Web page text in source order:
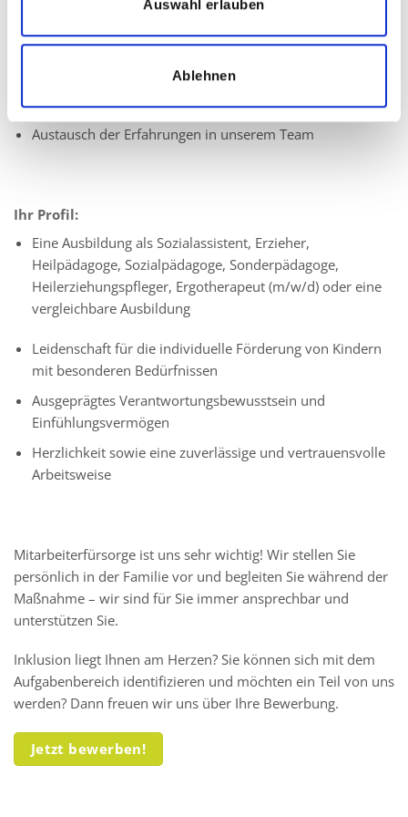
Auswahl erlauben
Ablehnen
Förderung
Erfassung der Lernerfolge des Kindes
Beratung der Eltern
Austausch der Erfahrungen in unserem Team
Ihr Profil:
Eine Ausbildung als Sozialassistent, Erzieher,
Heilpädagoge, Sozialpädagoge, Sonderpädagoge,
Heilerziehungspfleger, Ergotherapeut (m/w/d) oder eine
vergleichbare Ausbildung
Leidenschaft für die individuelle Förderung von Kindern
mit besonderen Bedürfnissen
Ausgeprägtes Verantwortungsbewusstsein und
Einfühlungsvermögen
Herzlichkeit sowie eine zuverlässige und vertrauensvolle
Arbeitsweise
Mitarbeiterfürsorge ist uns sehr wichtig! Wir stellen Sie
persönlich in der Familie vor und begleiten Sie während der
Maßnahme – wir sind für Sie immer ansprechbar und
unterstützen Sie.
Inklusion liegt Ihnen am Herzen? Sie können sich mit dem
Aufgabenbereich identifizieren und möchten ein Teil von uns
werden? Dann freuen wir uns über Ihre Bewerbung.
Jetzt bewerben!